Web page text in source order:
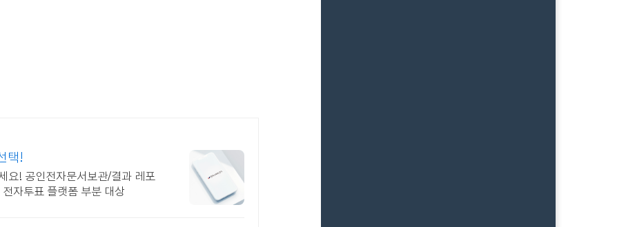
택!
요! 공인전자문서보관/결과 레포
자투표 플랫폼 부분 대상